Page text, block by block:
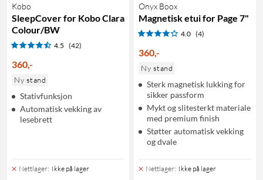
Kobo
SleepCover for Kobo Clara
Colour/BW
4.5 (42)
360,-
Ny stand
Stativfunksjon
Automatisk vekking av
lesebrett
Nettlager: Ikke på lager
Onyx Boox
Magnetisk etui for Page 7"
4.0 (4)
360,-
Ny stand
Sterk magnetisk lukking for
sikker passform
Mykt og slitesterkt materiale
med premium finish
Støtter automatisk vekking
og dvale
Nettlager: Ikke på lager